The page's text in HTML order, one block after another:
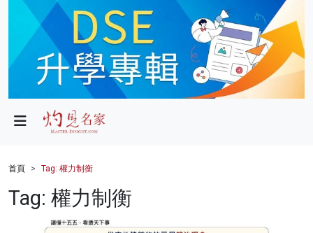
政局
財經
首頁 Tag: 權力制衡
Tag: 權力制衡